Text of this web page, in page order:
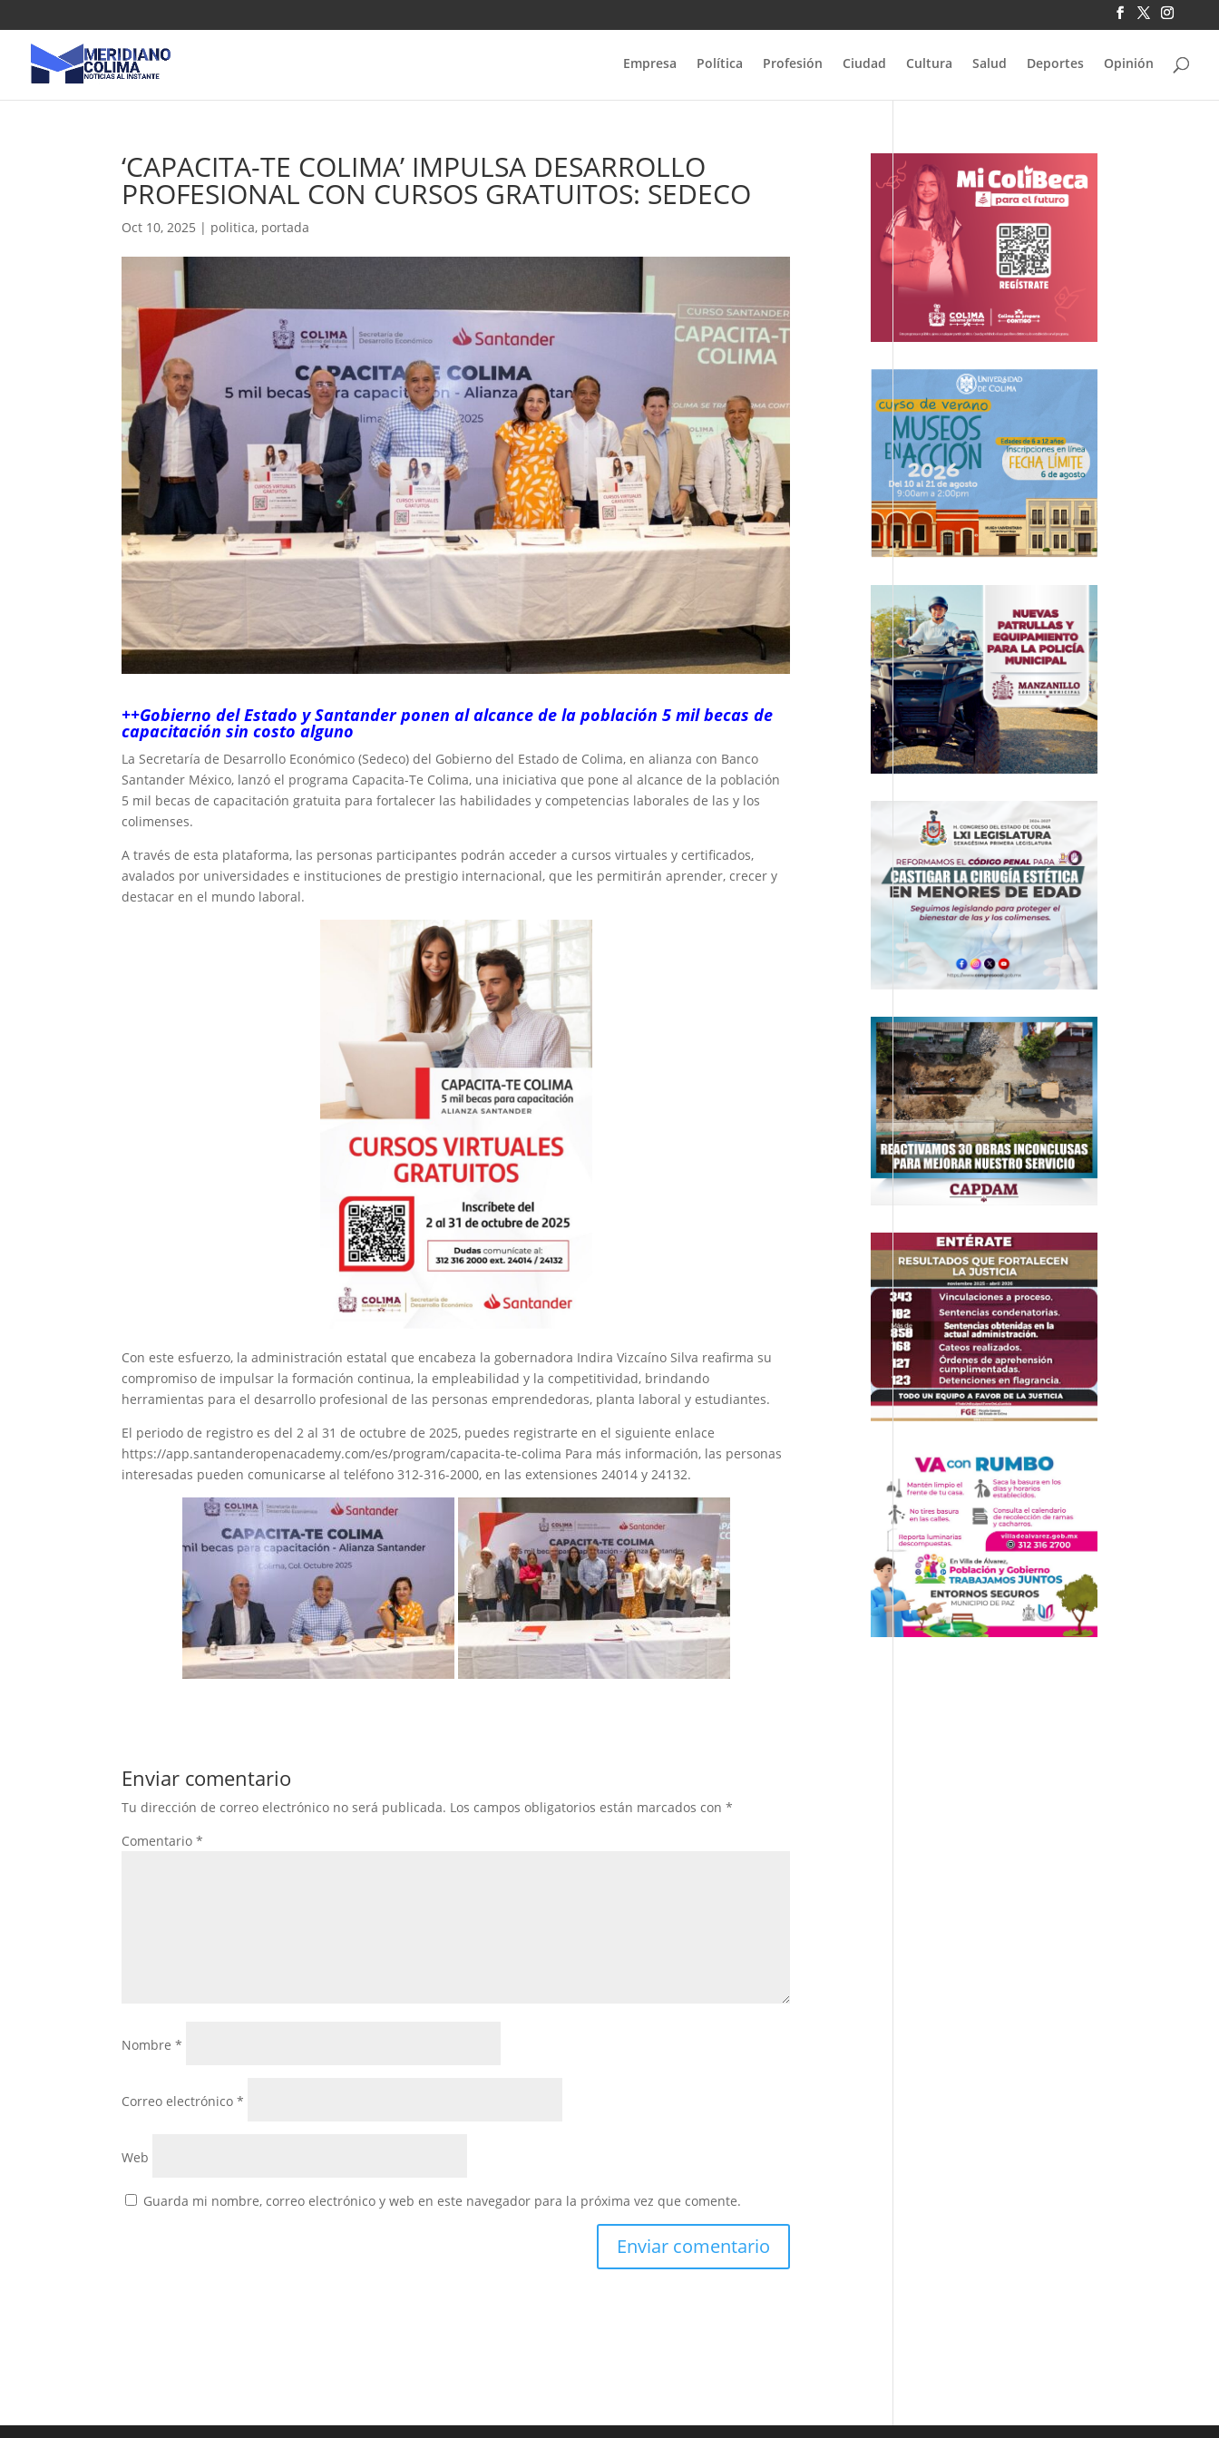
Empresa Política Profesión Ciudad Cultura Salud Deportes Opinión
‘CAPACITA-TE COLIMA’ IMPULSA DESARROLLO
PROFESIONAL CON CURSOS GRATUITOS: SEDECO
Oct 10, 2025 | politica, portada
++Gobierno del Estado y Santander ponen al alcance de la población 5 mil becas de
capacitación sin costo alguno
La Secretaría de Desarrollo Económico (Sedeco) del Gobierno del Estado de Colima, en alianza con Banco
Santander México, lanzó el programa Capacita-Te Colima, una iniciativa que pone al alcance de la población
5 mil becas de capacitación gratuita para fortalecer las habilidades y competencias laborales de las y los
colimenses.
A través de esta plataforma, las personas participantes podrán acceder a cursos virtuales y certificados,
avalados por universidades e instituciones de prestigio internacional, que les permitirán aprender, crecer y
destacar en el mundo laboral.
Con este esfuerzo, la administración estatal que encabeza la gobernadora Indira Vizcaíno Silva reafirma su
compromiso de impulsar la formación continua, la empleabilidad y la competitividad, brindando
herramientas para el desarrollo profesional de las personas emprendedoras, planta laboral y estudiantes.
El periodo de registro es del 2 al 31 de octubre de 2025, puedes registrarte en el siguiente enlace
https://app.santanderopenacademy.com/es/program/capacita-te-colima Para más información, las personas
interesadas pueden comunicarse al teléfono 312-316-2000, en las extensiones 24014 y 24132.
Enviar comentario
Tu dirección de correo electrónico no será publicada. Los campos obligatorios están marcados con*
Comentario*
Nombre*
Correo electrónico*
Web
Guarda mi nombre, correo electrónico y web en este navegador para la próxima vez que comente.